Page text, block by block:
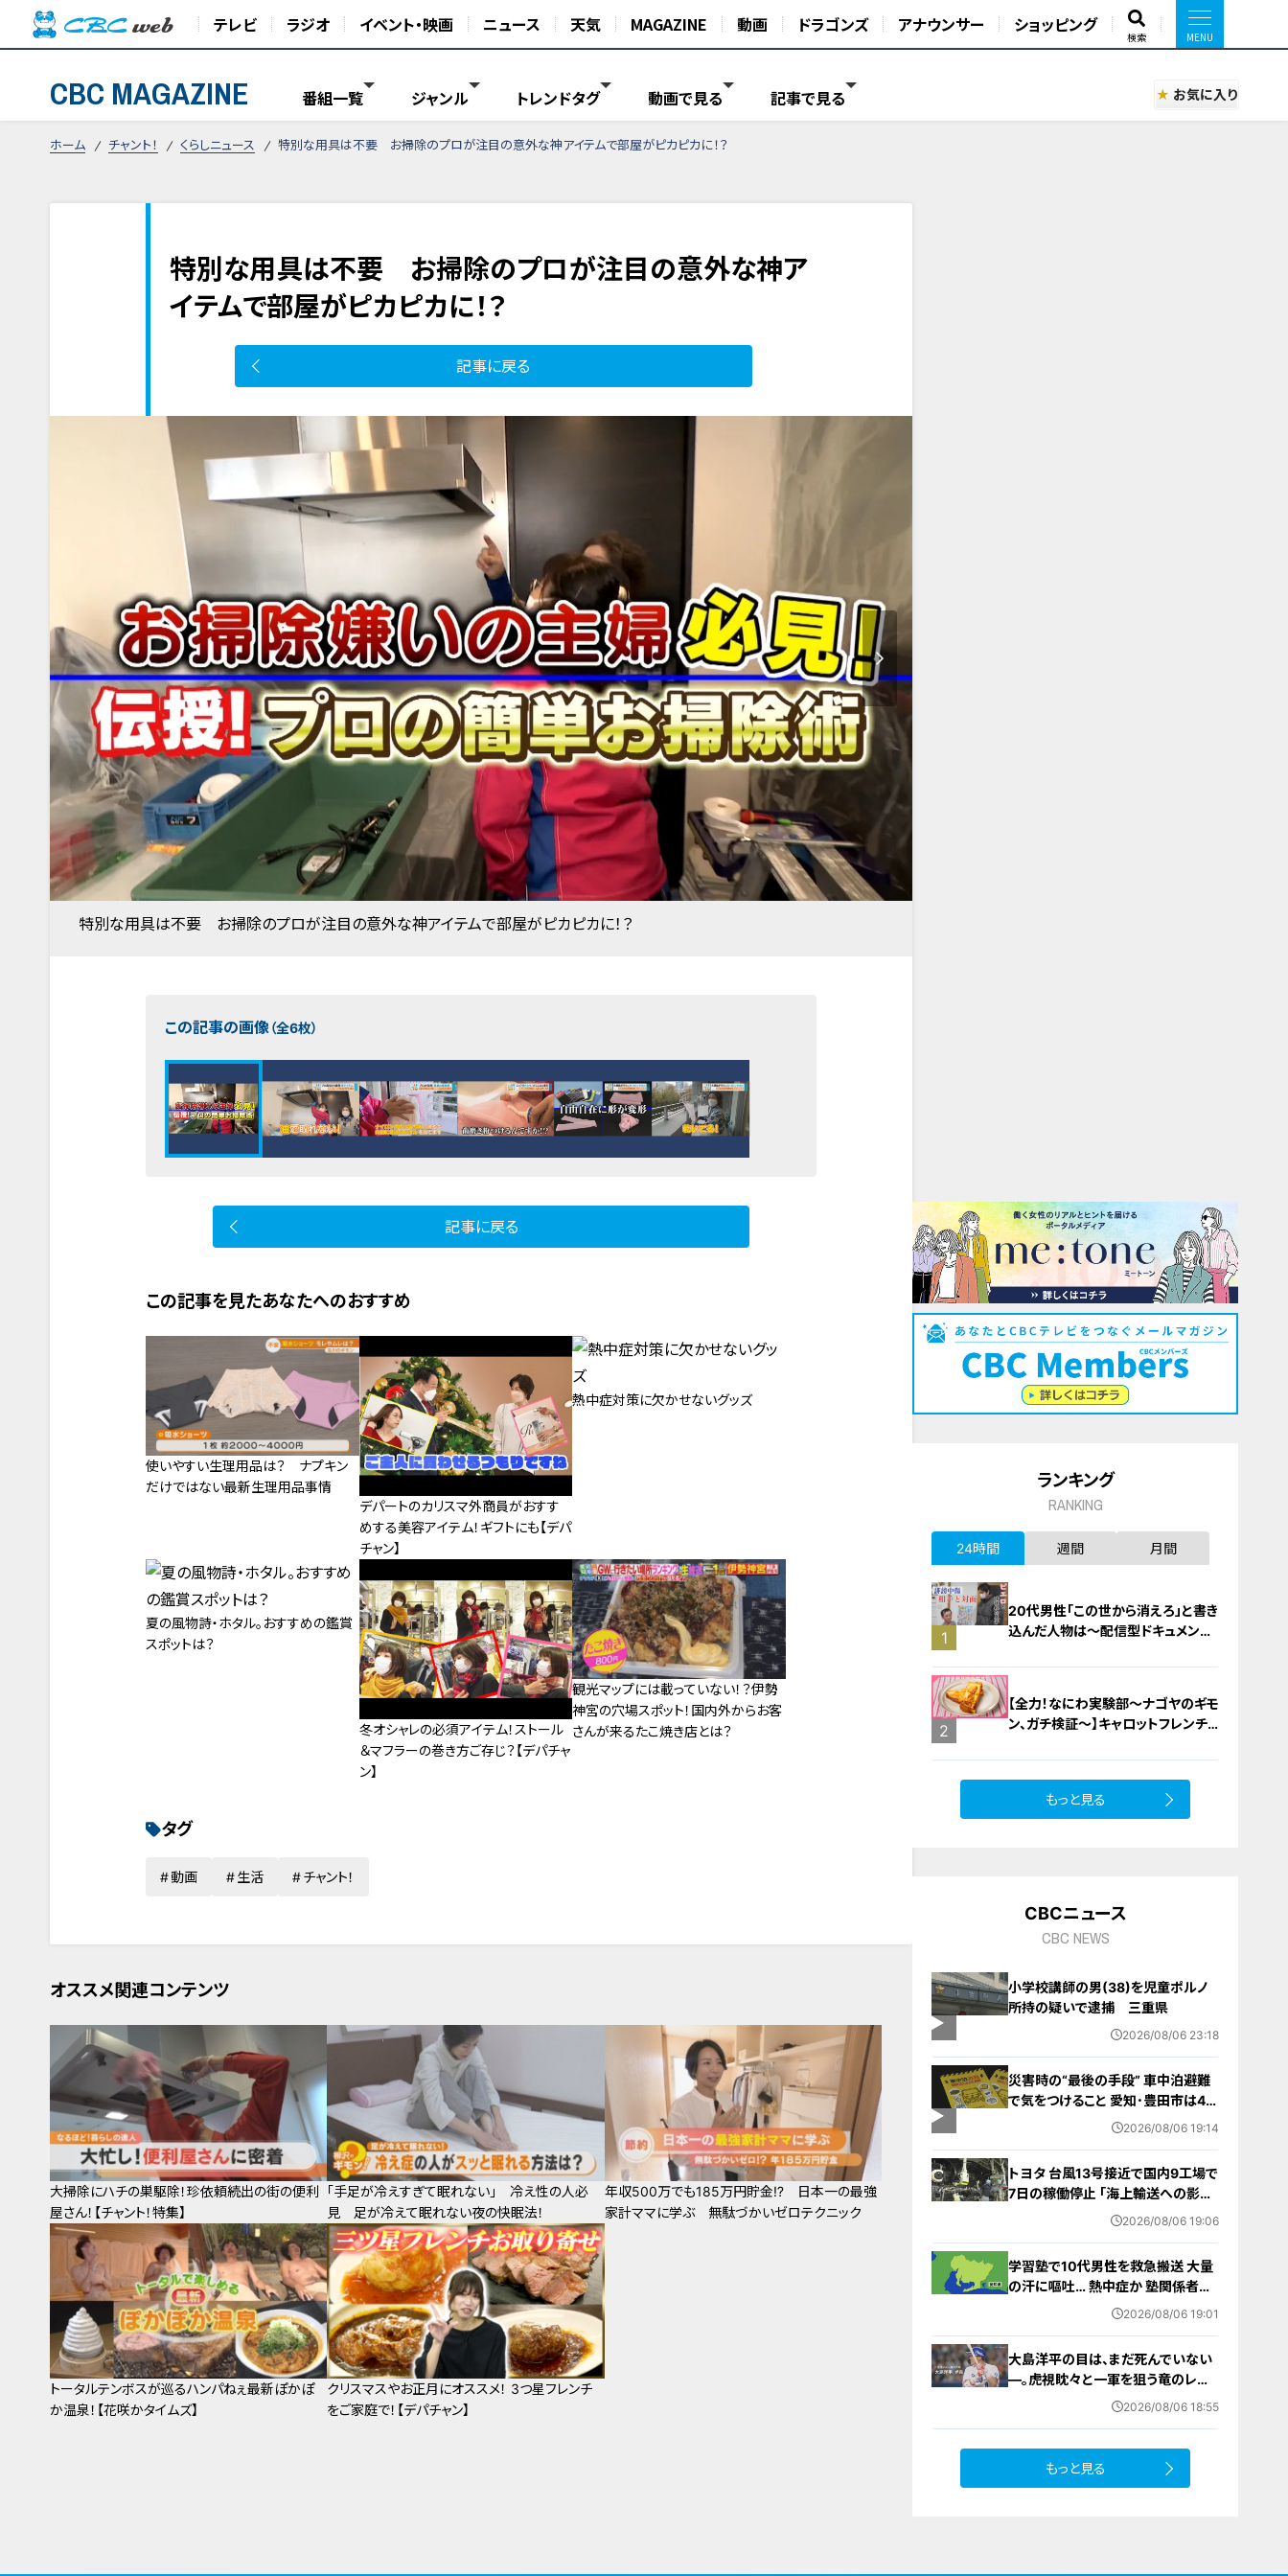
テレビ ラジオ イベント・映画 ニュース 天気 MAGAZINE 動画 ドラゴンズ アナウンサー ショッピング
検索
CBC MAGAZINE 番組一覧 ジャンル トレンドタグ 動画で見る 記事で見る お気に入り
ホーム チャント！ くらしニュース 特別な用具は不要 お掃除のプロが注目の意外な神アイテムで部屋がピカピカに！？
特別な用具は不要 お掃除のプロが注目の意外な神ア
イテムで部屋がピカピカに！？
記事に戻る
特別な用具は不要 お掃除のプロが注目の意外な神アイテムで部屋がピカピカに！？
この記事の画像（全6枚）
記事に戻る
この記事を見たあなたへのおすすめ
使いやすい生理用品は？ ナプキン
だけではない最新生理用品事情
デパートのカリスマ外商員がおすす
めする美容アイテム！ギフトにも【デパ
チャン】
熱中症対策に欠かせないグッズ
夏の風物詩・ホタル。おすすめの鑑賞
スポットは？
冬オシャレの必須アイテム！ストール
＆マフラーの巻き方ご存じ？【デパチャ
ン】
観光マップには載っていない！？伊勢
神宮の穴場スポット！国内外からお客
さんが来るたこ焼き店とは？
タグ
動画 生活 チャント！
オススメ関連コンテンツ
大掃除にハチの巣駆除！珍依頼続出の街の便利
屋さん！【チャント！特集】
「手足が冷えすぎて眠れない」 冷え性の人必
見 足が冷えて眠れない夜の快眠法！
年収500万でも185万円貯金⁉ 日本一の最強
家計ママに学ぶ 無駄づかいゼロテクニック
トータルテンボスが巡るハンパねぇ最新ぽかぽ
か温泉！【花咲かタイムズ】
クリスマスやお正月にオススメ！ 3つ星フレンチ
をご家庭で！【デパチャン】
ランキング
RANKING
24時間 週間 月間
1
20代男性「この世から消えろ」と書き
込んだ人物は～配信型ドキュメンタ
０話
2
【全力！なにわ実験部～ナゴヤのギモ
ン、ガチ検証～】キャロットフレンチ
もっと見る
CBCニュース
CBC NEWS
小学校講師の男(38)を児童ポルノ
所持の疑いで逮捕 三重県
2026/08/06 23:18
災害時の“最後の手段” 車中泊避難
で気をつけること 愛知･豊田市は4年
前からマニュアル作成 最悪の場合2026/08/06 19:14
トヨタ 台風13号接近で国内9工場で
7日の稼働停止 ｢海上輸送への影響
を踏まえ判断｣ 夏季連休明けの17日
2026/08/06 19:06
学習塾で10代男性を救急搬送 大量
の汗に嘔吐… 熱中症か 塾関係者が
消防に通報 名古屋 2026/08/06 19:01
大島洋平の目は、まだ死んでいない
―。虎視眈々と一軍を狙う竜のレジ
ェンドが明かした現状とドラゴンズ
2026/08/06 18:55
もっと見る